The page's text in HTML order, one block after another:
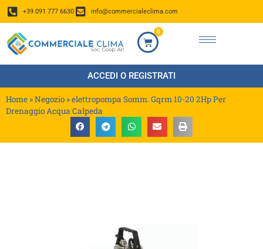
+39 091 777 6630 info@commercialeclima.com
0
ACCEDI O REGISTRATI
Home »Negozio »elettropompa Somm. Gqrm 10-20 2Hp Per
Drenaggio Acqua Calpeda